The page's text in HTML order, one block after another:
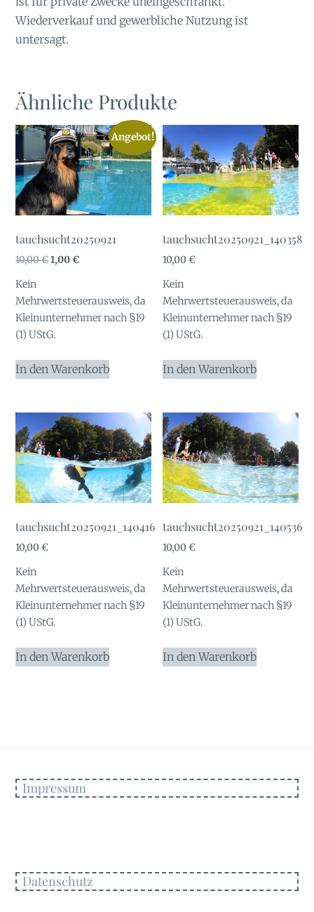
Wiederverkauf und gewerbliche Nutzung ist
untersagt.
Ähnliche Produkte
Angebot!
tauchsucht20250921
10,00€Ursprünglicher
10,00 €
1,00€Aktueller
1,00 €.
Kein
Mehrwertsteuerausweis, da
Kleinunternehmer nach §19
(1) UStG.
In den Warenkorb
tauchsucht20250921_140358
10,00€
Kein
Mehrwertsteuerausweis, da
Kleinunternehmer nach §19
(1) UStG.
In den Warenkorb
tauchsucht20250921_140416
10,00€
Kein
Mehrwertsteuerausweis, da
Kleinunternehmer nach §19
(1) UStG.
In den Warenkorb
tauchsucht20250921_140536
10,00€
Kein
Mehrwertsteuerausweis, da
Kleinunternehmer nach §19
(1) UStG.
In den Warenkorb
Impressum
Datenschutz